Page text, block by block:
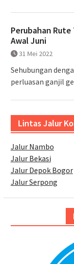
Perubahan
Awal Juni
31 Mei 2022
Sehubungan
perluasan ganjil
Lintas Jalur
Jalur Nambo
Jalur Bekasi
Jalur Depok Bogor
Jalur Serpong